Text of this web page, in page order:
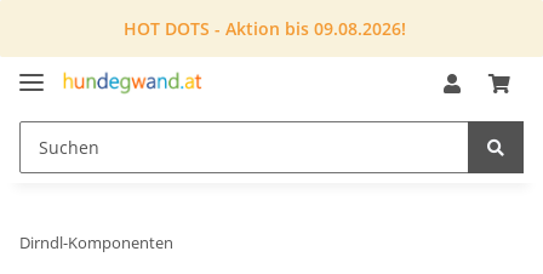
HOT DOTS - Aktion bis 09.08.2026!
Dirndl-Komponenten